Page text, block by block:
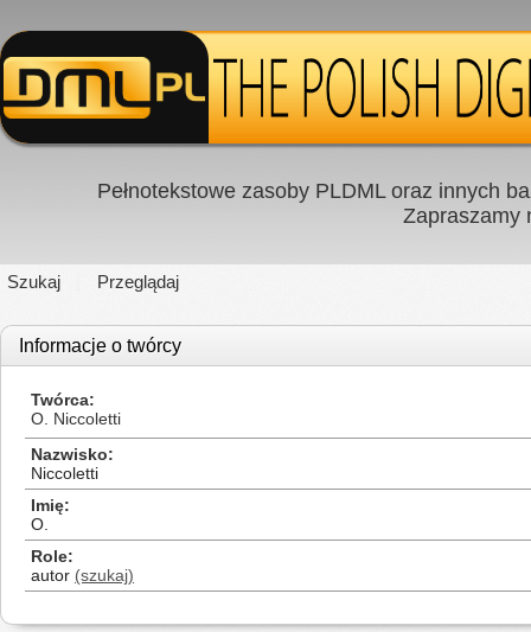
Pełnotekstowe zasoby PLDML oraz innych
Zapraszamy
Szukaj Przeglądaj
Informacje o twórcy
Twórca
O. Niccoletti
Nazwisko
Niccoletti
Imię
O.
Role
autor (szukaj)